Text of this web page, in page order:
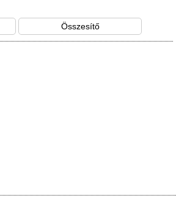
Összesítő